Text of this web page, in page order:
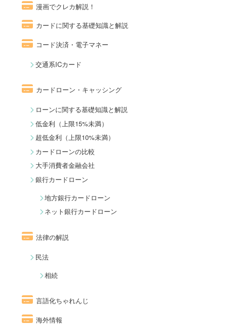
漫画でクレカ解説！
カードに関する基礎知識と解説
コード決済・電子マネー
交通系ICカード
カードローン・キャッシング
ローンに関する基礎知識と解説
低金利（上限15%未満）
超低金利（上限10%未満）
カードローンの比較
大手消費者金融会社
銀行カードローン
地方銀行カードローン
ネット銀行カードローン
法律の解説
民法
相続
言語化ちゃれんじ
海外情報